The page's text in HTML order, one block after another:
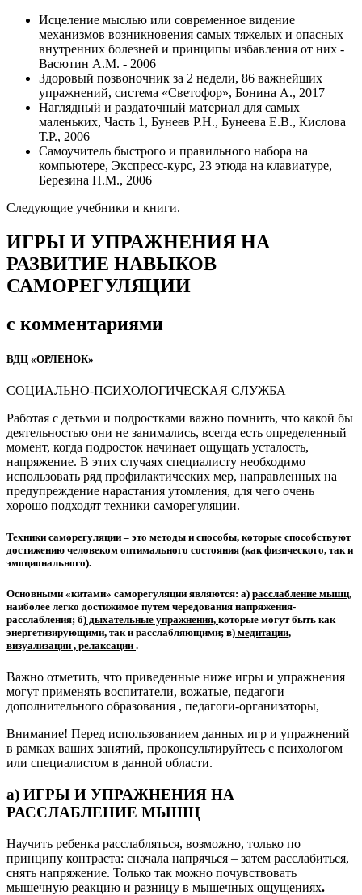
Исцеление мыслью или современное видение
механизмов возникновения самых тяжелых и опасных
внутренних болезней и принципы избавления от них -
Васютин А.М. - 2006
Здоровый позвоночник за 2 недели, 86 важнейших
упражнений, система «Светофор», Бонина А., 2017
Наглядный и раздаточный материал для самых
маленьких, Часть 1, Бунеев Р.Н., Бунеева Е.В., Кислова
Т.Р., 2006
Самоучитель быстрого и правильного набора на
компьютере, Экспресс-курс, 23 этюда на клавиатуре,
Березина Н.М., 2006
Следующие учебники и книги.
ИГРЫ И УПРАЖНЕНИЯ НА
РАЗВИТИЕ НАВЫКОВ
САМОРЕГУЛЯЦИИ
с комментариями
ВДЦ «ОРЛЕНОК»
СОЦИАЛЬНО-ПСИХОЛОГИЧЕСКАЯ СЛУЖБА
Работая с детьми и подростками важно помнить, что какой бы
деятельностью они не занимались, всегда есть определенный
момент, когда подросток начинает ощущать усталость,
напряжение. В этих случаях специалисту необходимо
использовать ряд профилактических мер, направленных на
предупреждение нарастания утомления, для чего очень
хорошо подходят техники саморегуляции.
Техники саморегуляции – это методы и способы, которые способствуют
достижению человеком оптимального состояния (как физического, так и
эмоционального).
Основными «китами» саморегуляции являются: а) расслабление мышц,
наиболее легко достижимое путем чередования напряжения-
расслабления; б) дыхательные упражнения, которые могут быть как
энергетизирующими, так и расслабляющими; в) медитации,
визуализации , релаксации .
Важно отметить, что приведенные ниже игры и упражнения
могут применять воспитатели, вожатые, педагоги
дополнительного образования , педагоги-организаторы,
Внимание! Перед использованием данных игр и упражнений
в рамках ваших занятий, проконсультируйтесь с психологом
или специалистом в данной области.
а) ИГРЫ И УПРАЖНЕНИЯ НА
РАССЛАБЛЕНИЕ МЫШЦ
Научить ребенка расслабляться, возможно, только по
принципу контраста: сначала напрячься – затем расслабиться,
снять напряжение. Только так можно почувствовать
мышечную реакцию и разницу в мышечных ощущениях.